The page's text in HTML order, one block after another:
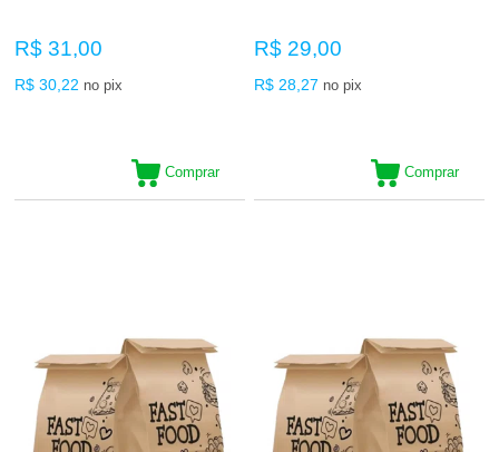
R$ 31,00
R$ 30,22 no pix
Comprar
R$ 29,00
R$ 28,27 no pix
Comprar